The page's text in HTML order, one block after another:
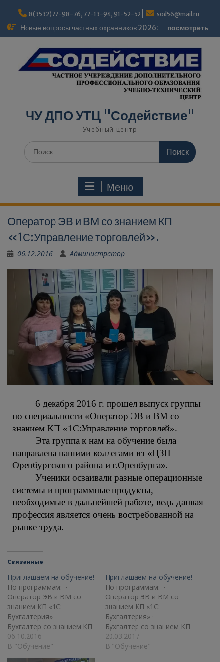
8(3532)77-98-76, 77-13-94, 91-52-52 sod56@mail.ru
Новые вопросы частных охранников 2026: посмотреть
ЧУ ДПО УТЦ "Содействие"
Учебный центр
Меню
Оператор ЭВ и ВМ со знанием КП
«1С:Управление торговлей».
06.12.2016 Администратор
6 декабря 2016 г. прошел выпуск группы
по специальности «Оператор ЭВ и ВМ со
знанием КП «1С:Управление торговлей».
Эта группа к нам на обучение была
направлена нашими коллегами из «ЦЗН
Оренбургского района и г.Оренбурга».
Ученики осваивали разные операционные
системы и программные продукты,
необходимые в дальнейшей работе, ведь данная
профессия является очень востребованной на
рынке труда.
Связанные
Приглашаем на обучение!
По программам: ·
Оператор ЭВ и ВМ со
знанием КП «1С:
Бухгалтерия» ·
Бухгалтер со знанием КП
«1С: Зарплата и
управление персоналом»,
«1С: Бухгалтерия» ·
06.10.2016
В "Обучение"
Приглашаем на обучение!
По программам: ·
Оператор ЭВ и ВМ со
знанием КП «1С:
Бухгалтерия» ·
Бухгалтер со знанием КП
«1С: Зарплата и
управление персоналом»,
20.03.2017
В "Обучение"